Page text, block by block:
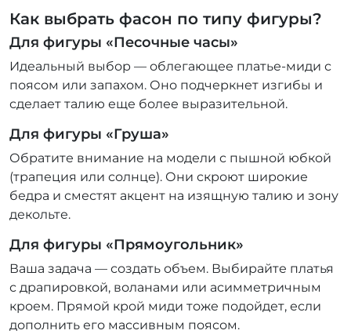
Как выбрать фасон по типу фигуры?
Для фигуры «Песочные часы»
Идеальный выбор — облегающее платье-миди с
поясом или запахом. Оно подчеркнет изгибы и
сделает талию еще более выразительной.
Для фигуры «Груша»
Обратите внимание на модели с пышной юбкой
(трапеция или солнце). Они скроют широкие
бедра и сместят акцент на изящную талию и зону
декольте.
Для фигуры «Прямоугольник»
Ваша задача — создать объем. Выбирайте платья
с драпировкой, воланами или асимметричным
кроем. Прямой крой миди тоже подойдет, если
дополнить его массивным поясом.